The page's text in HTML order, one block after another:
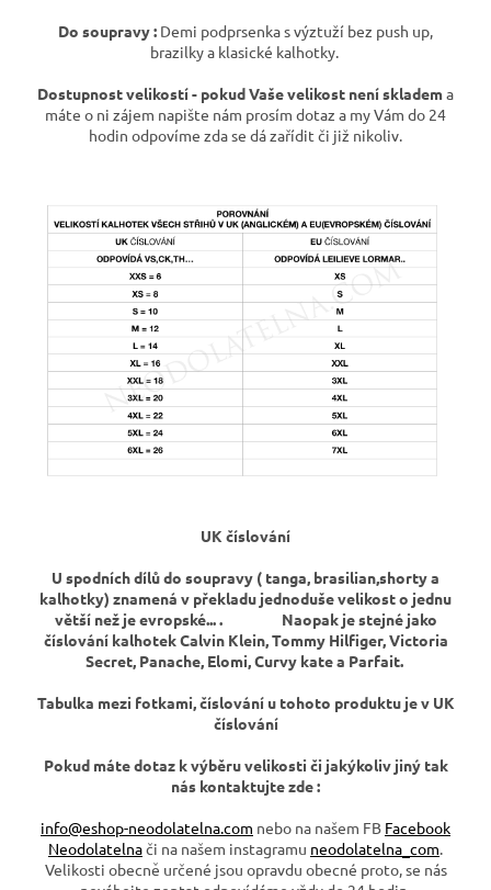
Do soupravy : Demi podprsenka s výztuží bez push up,
brazilky a klasické kalhotky.
Dostupnost velikostí - pokud Vaše velikost není skladema
máte o ni zájem napište nám prosím dotaz a my Vám do 24
hodin odpovíme zda se dá zařídit či již nikoliv.
UK číslování
U spodních dílů do soupravy ( tanga, brasilian,shorty a
kalhotky) znamená v překladu jednoduše velikost o jednu
větší než je evropské... . Naopak je stejné jako
číslování kalhotek Calvin Klein, Tommy Hilfiger, Victoria
Secret, Panache, Elomi, Curvy kate a Parfait.
Tabulka mezi fotkami, číslování u tohoto produktu je v UK
číslování
Pokud máte dotaz k výběru velikosti či jakýkoliv jiný tak
nás kontaktujte zde :
info@eshop-neodolatelna.com nebo na našem FB Facebook
Neodolatelnači na našem instagramu neodolatelna_com.
Velikosti obecně určené jsou opravdu obecné proto, se nás